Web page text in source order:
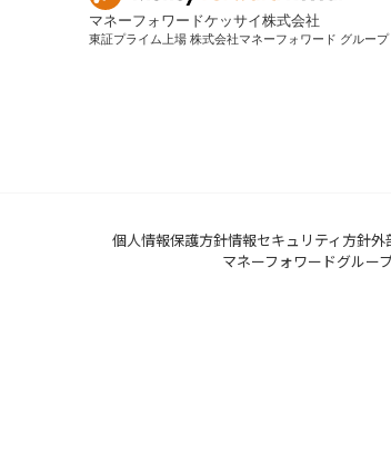
マネーフォワードケッサイ株式会社
東証プライム上場 株式会社マネーフォワード グループ
個人情報保護方針情報セキュリティ方針外
マネーフォワードグルー